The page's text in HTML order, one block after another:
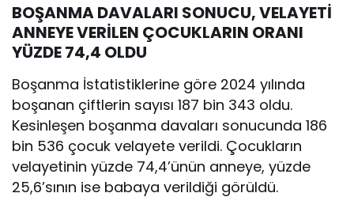
BOŞANMA DAVALARI SONUCU, VELAYETİ
ANNEYE VERİLEN ÇOCUKLARIN ORANI
YÜZDE 74,4 OLDU
Boşanma İstatistiklerine göre 2024 yılında
boşanan çiftlerin sayısı 187 bin 343 oldu.
Kesinleşen boşanma davaları sonucunda 186
bin 536 çocuk velayete verildi. Çocukların
velayetinin yüzde 74,4’ünün anneye, yüzde
25,6’sının ise babaya verildiği görüldü.